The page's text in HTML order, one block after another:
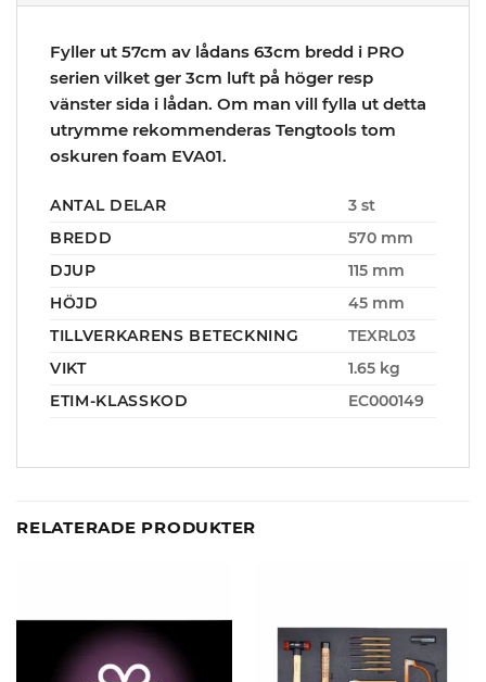
Fyller ut 57cm av lådans 63cm bredd i PRO
serien vilket ger 3cm luft på höger resp
vänster sida i lådan. Om man vill fylla ut detta
utrymme rekommenderas Tengtools tom
oskuren foam EVA01.
ANTAL DELAR
3 st
BREDD
570 mm
DJUP
115 mm
HÖJD
45 mm
TILLVERKARENS BETECKNING
TEXRL03
VIKT
1.65 kg
ETIM-KLASSKOD
EC000149
RELATERADE PRODUKTER